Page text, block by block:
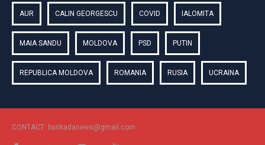
AUR CALIN GEORGESCU COVID IALOMITA
MAIA SANDU MOLDOVA PSD PUTIN
REPUBLICA MOLDOVA ROMANIA RUSIA UCRAINA
CONTACT: barikadanews@gmail.com